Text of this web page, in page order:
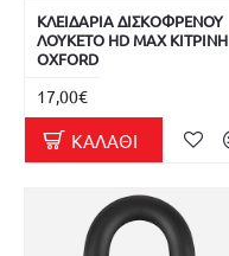
ΚΛΕΙΔΑΡΙΑ ΔΙΣΚΟΦΡΕΝΟΥ
ΛΟΥΚΕΤΟ HD MAX ΚΙΤΡΙΝΗ
OXFORD
17,00€
ΚΑΛΆΘΙ